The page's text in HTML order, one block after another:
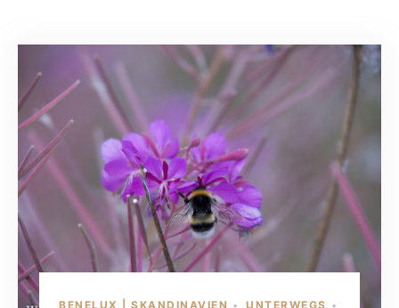
BENELUX | SKANDINAVIEN • UNTERWEGS •